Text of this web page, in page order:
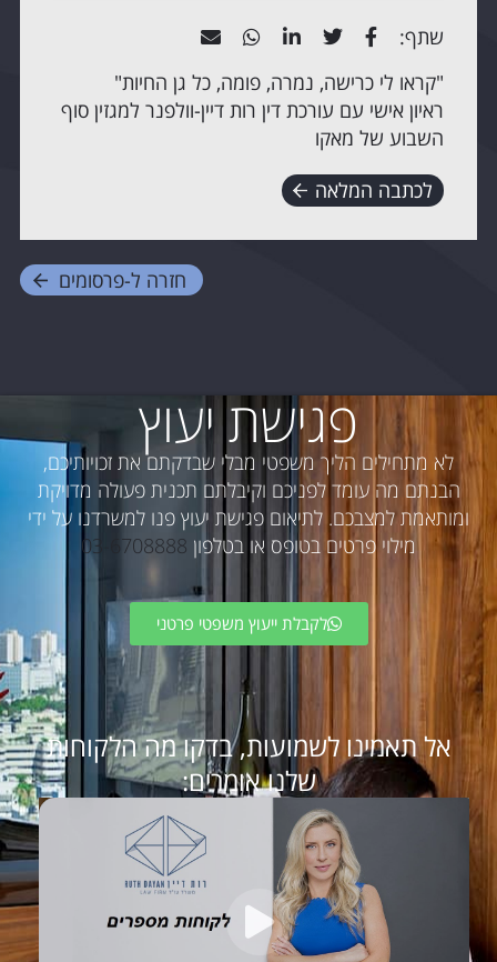
שתף:
"קראו לי כרישה, נמרה, פומה, כל גן החיות"
ראיון אישי עם עורכת דין רות דיין-וולפנר למגזין סוף
השבוע של מאקו
לכתבה המלאה
חזרה ל-פרסומים
פגישת יעוץ
לא מתחילים הליך משפטי מבלי שבדקתם את זכויותיכם,
הבנתם מה עומד לפניכם וקיבלתם תכנית פעולה מדויקת
ומותאמת למצבכם. לתיאום פגישת יעוץ פנו למשרדנו על ידי
מילוי פרטים בטופס או בטלפון 03-6708888
לקבלת ייעוץ משפטי פרטני
אל תאמינו לשמועות, בדקו מה הלקוחות
שלנו אומרים: